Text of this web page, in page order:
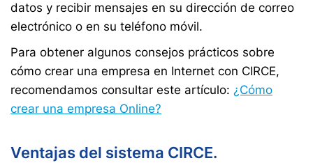
datos y recibir mensajes en su dirección de correo
electrónico o en su teléfono móvil.
Para obtener algunos consejos prácticos sobre
cómo crear una empresa en Internet con CIRCE,
recomendamos consultar este artículo: ¿Cómo
crear una empresa Online?
Ventajas del sistema CIRCE.